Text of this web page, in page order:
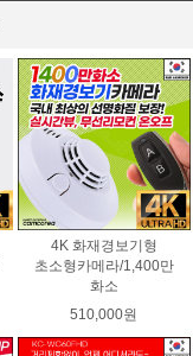
4K 화재경보기형
초소형카메라/1,400만
화소
510,000원